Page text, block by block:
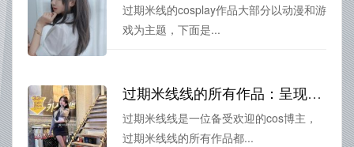
过期米线的cosplay作品大部分以动漫和游
戏为主题，下面是...
过期米线线的所有作品：呈现出的原图经过不断优化，质量不容置疑
过期米线线是一位备受欢迎的cos博主，
过期米线线的所有作品都...